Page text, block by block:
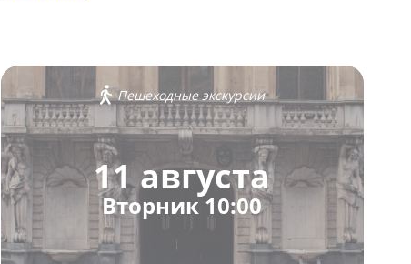
Пешеходные экскурсии
11 августа
Вторник 10:00